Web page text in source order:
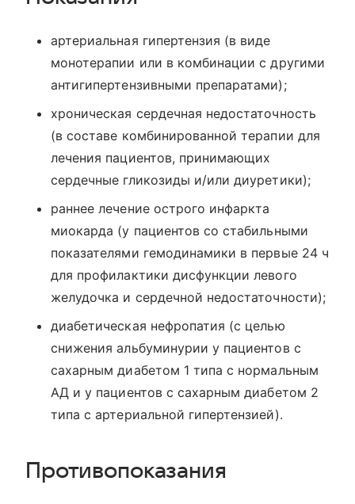
артериальная гипертензия (в виде
монотерапии или в комбинации с другими
антигипертензивными препаратами);
хроническая сердечная недостаточность
(в составе комбинированной терапии для
лечения пациентов, принимающих
сердечные гликозиды и/или диуретики);
раннее лечение острого инфаркта
миокарда (у пациентов со стабильными
показателями гемодинамики в первые 24 ч
для профилактики дисфункции левого
желудочка и сердечной недостаточности);
диабетическая нефропатия (с целью
снижения альбуминурии у пациентов с
сахарным диабетом 1 типа с нормальным
АД и у пациентов с сахарным диабетом 2
типа с артериальной гипертензией).
Противопоказания